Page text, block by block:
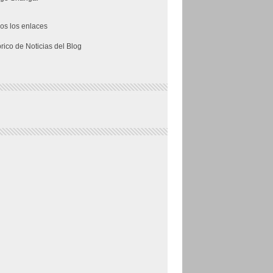
los enlaces
de Noticias del Blog